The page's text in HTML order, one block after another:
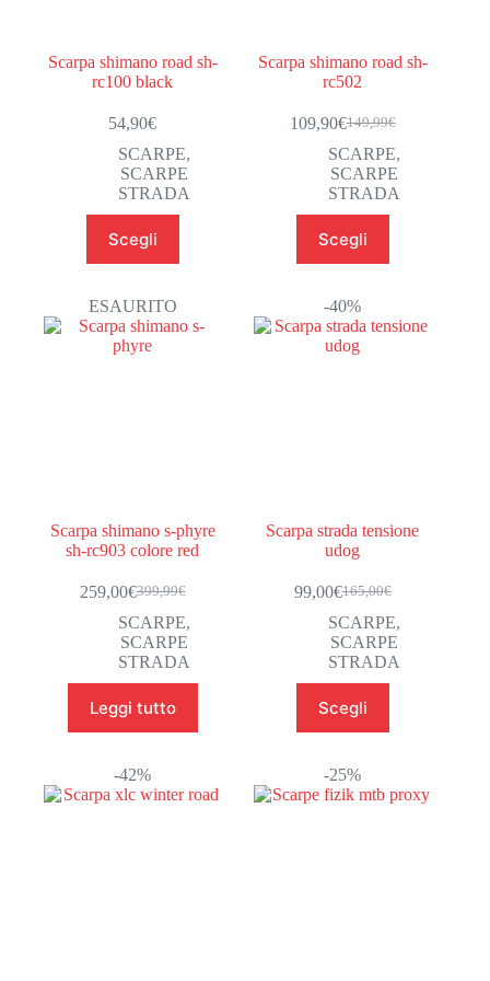
Scarpa shimano road sh-
rc100 black
54,90€
SCARPE,
SCARPE
STRADA
Scegliprodotto
ha
varianti.
Le
opzioni
possono
Scarpa shimano road sh-
rc502
149,99€
Il
prezzo
originale
era:
109,90€Il
prezzo
attuale
è:
SCARPE,
SCARPE
STRADA
Scegliprodotto
ha
varianti.
Le
opzioni
possono
ESAURITO
Scarpa shimano s-phyre
sh-rc903 colore red
399,99€
Il
prezzo
originale
era:
259,00€Il
prezzo
attuale
è:
SCARPE,
SCARPE
STRADA
Leggi tutto
-40%
Scarpa strada tensione
udog
165,00€
Il
prezzo
originale
era:
99,00€Il
prezzo
attuale
è:
SCARPE,
SCARPE
STRADA
Scegliprodotto
ha
varianti.
Le
opzioni
-42% -25%